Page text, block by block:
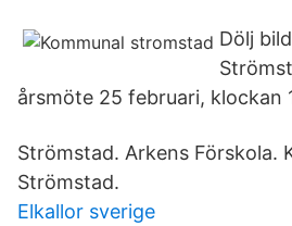
Dölj
årsmöte 25 februari, klockan
Strömstad. Arkens Förskola.
Strömstad.
Elkallor sverige